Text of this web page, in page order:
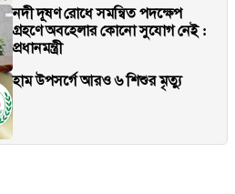
নদী দূষণ রোধে সমন্বিত পদক্ষেপ
গ্রহণে অবহেলার কোনো সুযোগ নেই :
প্রধানমন্ত্রী
হাম উপসর্গে আরও ৬ শিশুর মৃত্যু